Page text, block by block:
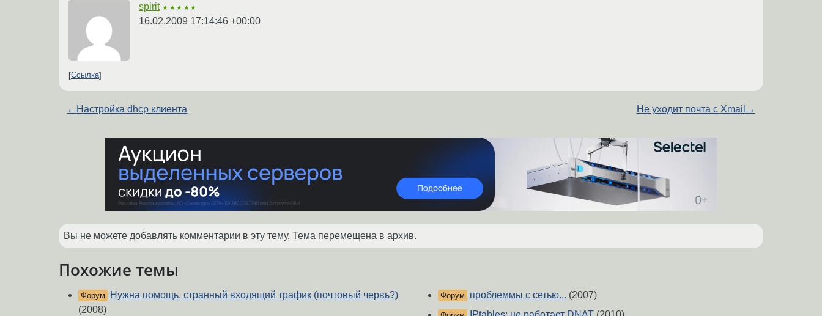
spirit ★★★★★
16.02.2009 17:14:46 +00:00
Ссылка
← Настройка dhcp клиента Не уходит почта с Xmail →
Вы не можете добавлять комментарии в эту тему. Тема перемещена в архив.
Похожие темы
Форум
Нужна помощь. странный входящий трафик (почтовый червь?)
(2008)
Форум проблеммы с сетью... (2007)